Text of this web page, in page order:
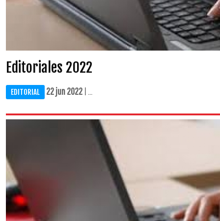
Editoriales 2022
EDITORIAL 22 jun 2022 | ...